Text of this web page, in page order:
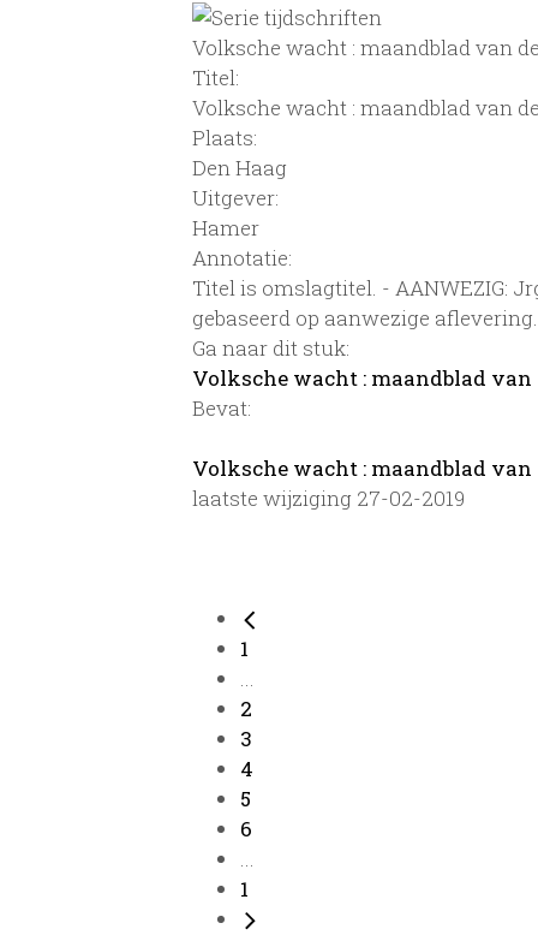
Volksche wacht : maandblad van
Titel:
Volksche wacht : maandblad van
Plaats:
Den Haag
Uitgever:
Hamer
Annotatie:
Titel is omslagtitel. - AANWEZIG:
gebaseerd op aanwezige aflevering.
Ga naar dit stuk:
Volksche wacht : maandblad
Bevat:
Volksche wacht : maandblad van
laatste wijziging 27-02-2019
1
...
2
3
4
5
6
...
1